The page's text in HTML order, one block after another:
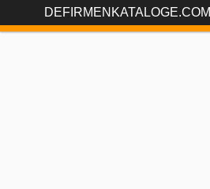
DEFIRMENKATALOGE.COM